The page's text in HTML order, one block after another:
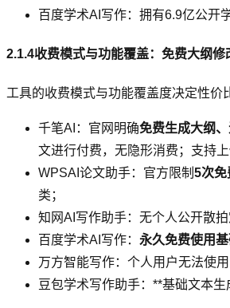
百度学术AI写作：拥有6.9亿公开
2.1.4收费模式与功能覆盖：免费大纲修
工具的收费模式与功能覆盖度决定性价
千笔AI：官网明确免费生成大纲
文进行付费，无隐形消费；支持
WPSAI论文助手：官方限制 5次免
类；
知网AI写作助手：无个人公开散
百度学术AI写作： 永久免费使用
万方智能写作：个人用户无法使
豆包学术写作助手：**基础文本